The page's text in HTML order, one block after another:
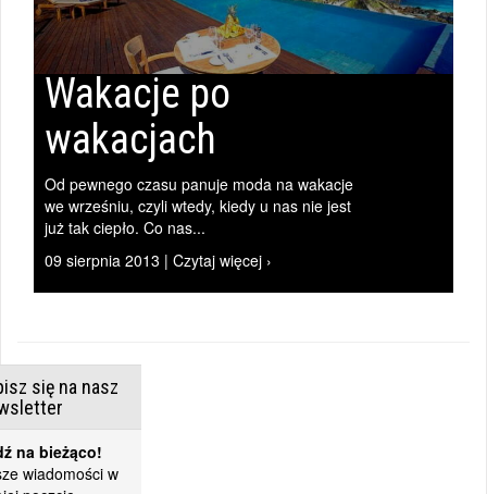
Wakacje po
wakacjach
Od pewnego czasu panuje moda na wakacje
we wrześniu, czyli wtedy, kiedy u nas nie jest
już tak ciepło. Co nas...
09 sierpnia 2013 | Czytaj więcej ›
się na nasz
na bieżąco!
wiadomości w